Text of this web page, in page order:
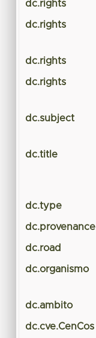
dc.rights
dc.rights
dc.rights
dc.rights
dc.subject
dc.title
dc.type
dc.provenance
dc.road
dc.organismo
dc.ambito
dc.cve.CenCos